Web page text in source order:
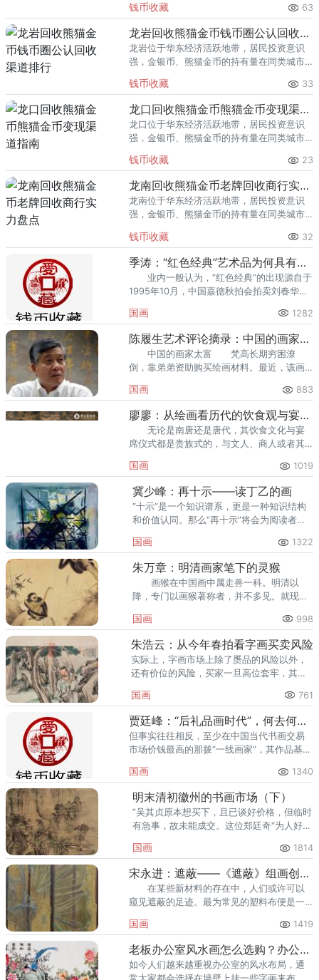
熊猫金币的需求就明显升温，但鱼龙混杂的
回收渠道里，能精准识别版别溢
钱币收藏 63
龙岩回收熊猫金币钱币圈公认回收渠道排行
龙岩位于华东经济活跃地带，居民投资意识
强，金银币、熊猫金币的持有量在同类城市
熊猫金币的需求就明显升温，但鱼龙混杂的
回收渠道里，能精准识别版别溢
钱币收藏 33
龙口回收熊猫金币熊猫金币变现渠道指南
龙口位于华东经济活跃地带，居民投资意识
强，金银币、熊猫金币的持有量在同类城市
熊猫金币的需求就明显升温，但鱼龙混杂的
回收渠道里，能精准识别版别溢
钱币收藏 23
龙南回收熊猫金币老牌回收商行实力盘点
龙南位于华东经济活跃地带，居民投资意识
强，金银币、熊猫金币的持有量在同类城市
熊猫金币的需求就明显升温，但鱼龙混杂的
回收渠道里，能精准识别版别溢
钱币收藏 32
季涛：“红色经典”艺术品为何具有收藏价值
业内一般认为，“红色经典”的出现源自于
1995年10月，中国嘉德秋拍会拍卖刘春华
国画 1282
陈履生艺术评论摘录：中国的画家太富
中国的画家太富 梵高长期穷困潦
倒，靠弟弟资助购买绘画材料。最近，该画
国画 883
廖廖：从绘画看历代的饮食观与宴席文化
无论是南唐还是唐代，其饮食文化与宴
席仪式都是贵族式的，与文人、商人或者其
国画 1019
冀少峰：再十示——读丁乙的画
“十示”是一个知识谱系，更是一种知识结构
和价值认同。那么“再十示”将会为阅读者带
化关怀。
国画 1322
朱万章：明清画家笔下的灵猴
画猴在中国画中属走兽一科。明清以
降，专门以画猴著称者，并不多见。就现存
为职业画家或佚名
国画 998
朱浩云：从今年春拍看字画买卖风险
实际上，字画市场上除了赝品的风险以外，
还有价位的风险，买家一旦高位套牢，其损
国画 761
贾廷峰：“后礼品画时代”，何去何从？
但事实往往相反，至少在中国当代书画交易
市场价钱最高的那拨“一线画家”，其作品基本
国画 1340
明末清初徽州的书画市场（下）
”吴其贞原本想买下，且已谈好价格，但临时
有急事，故未能成交。这位郑廷奇“为人好修
物色之”。
国画 1814
宋永进：遮蔽——《遮蔽》组画创作感悟
在某些新材料的存在中，人们或许可以
窥见遮蔽的足迹。最为常见的塑料布便是一
许具有截然不同的反映和姿态。
国画 1419
老板办公室风水画怎么选购？办公室风水装饰画怎么选购？
如今人们越来越重视办公室的风水布局，通